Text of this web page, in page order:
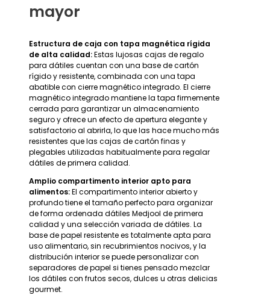
mayor
Estructura de caja con tapa magnética rígida
de alta calidad:Estas lujosas cajas de regalo
para dátiles cuentan con una base de cartón
rígido y resistente, combinada con una tapa
abatible con cierre magnético integrado. El cierre
magnético integrado mantiene la tapa firmemente
cerrada para garantizar un almacenamiento
seguro y ofrece un efecto de apertura elegante y
satisfactorio al abrirla, lo que las hace mucho más
resistentes que las cajas de cartón finas y
plegables utilizadas habitualmente para regalar
dátiles de primera calidad.
Amplio compartimento interior apto para
alimentos:El compartimento interior abierto y
profundo tiene el tamaño perfecto para organizar
de forma ordenada dátiles Medjool de primera
calidad y una selección variada de dátiles. La
base de papel resistente es totalmente apta para
uso alimentario, sin recubrimientos nocivos, y la
distribución interior se puede personalizar con
separadores de papel si tienes pensado mezclar
los dátiles con frutos secos, dulces u otras delicias
gourmet.